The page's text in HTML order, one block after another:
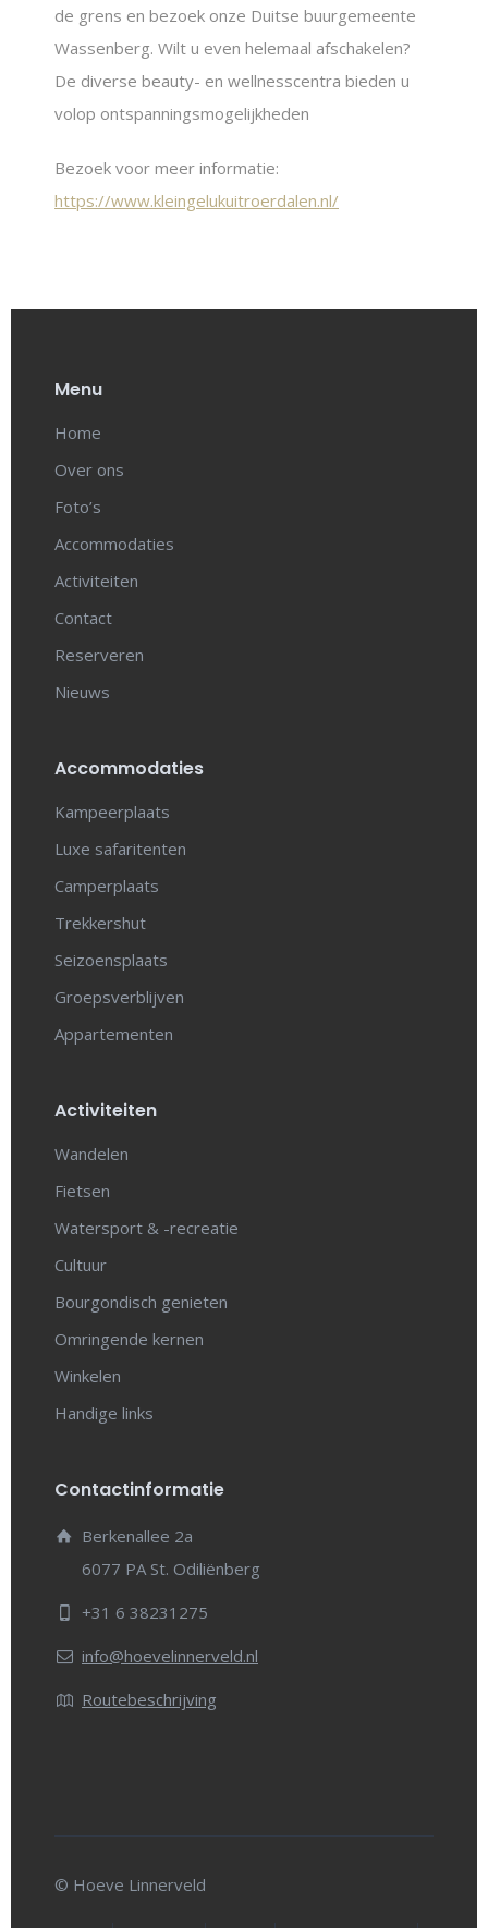
de grens en bezoek onze Duitse buurgemeente
Wassenberg. Wilt u even helemaal afschakelen?
De diverse beauty- en wellnesscentra bieden u
volop ontspanningsmogelijkheden
Bezoek voor meer informatie:
https://www.kleingelukuitroerdalen.nl/
Menu
Home
Over ons
Foto’s
Accommodaties
Activiteiten
Contact
Reserveren
Nieuws
Accommodaties
Kampeerplaats
Luxe safaritenten
Camperplaats
Trekkershut
Seizoensplaats
Groepsverblijven
Appartementen
Activiteiten
Wandelen
Fietsen
Watersport & -recreatie
Cultuur
Bourgondisch genieten
Omringende kernen
Winkelen
Handige links
Contactinformatie
Berkenallee 2a
6077 PA St. Odiliënberg
+31 6 38231275
info@hoevelinnerveld.nl
Routebeschrijving
© Hoeve Linnerveld